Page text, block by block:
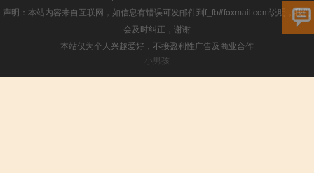
声明：本站内容来自互联网，如信息有错误可发邮件到f_fb#foxmail.com说明，我们
会及时纠正，谢谢
本站仅为个人兴趣爱好，不接盈利性广告及商业合作
小男孩